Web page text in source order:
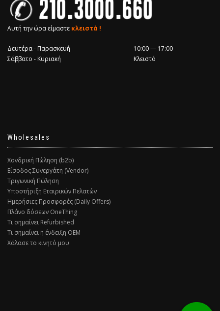
Αυτή την ώρα είμαστε κλειστά !
Δευτέρα - Παρασκευή
10:00 — 17:00
Σάββατο - Κυριακή
Κλειστό
Wholesales
Χονδρική Πώληση (b2b)
Είσοδος Συνεργάτη (Vendor)
Τριγωνική Πώληση
Υποστήριξη Εταιρικών Πελατών
Ημερήσιες Προσφορές (Daily Offers)
Πλάνο δόσεων OneThing
Τι σημαίνει Refurbished
Τι σημαίνει η ένδειξη ΟΕΜ
Χάλασε το κινητό μου